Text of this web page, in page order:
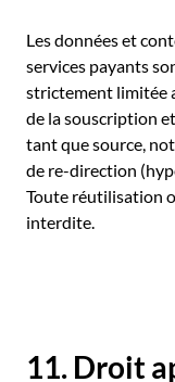
Les données et
services payants
strictement limitée
de la souscription
tant que source,
de re-direction
Toute réutilisation
interdite.
11. Droit